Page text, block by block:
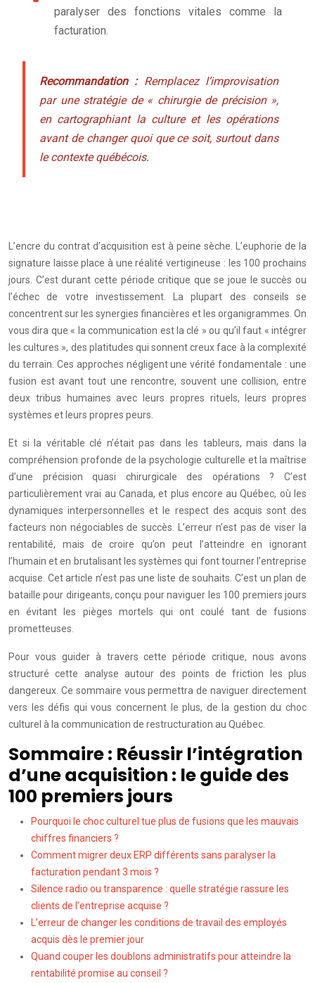
paralyser des fonctions vitales comme la
facturation.
Recommandation :Remplacez l’improvisation
par une stratégie de « chirurgie de précision »,
en cartographiant la culture et les opérations
avant de changer quoi que ce soit, surtout dans
le contexte québécois.
L’encre du contrat d’acquisition est à peine sèche. L’euphorie de la
signature laisse place à une réalité vertigineuse : les 100 prochains
jours. C’est durant cette période critique que se joue le succès ou
l’échec de votre investissement. La plupart des conseils se
concentrent sur les synergies financières et les organigrammes. On
vous dira que « la communication est la clé » ou qu’il faut « intégrer
les cultures », des platitudes qui sonnent creux face à la complexité
du terrain. Ces approches négligent une vérité fondamentale : une
fusion est avant tout une rencontre, souvent une collision, entre
deux tribus humaines avec leurs propres rituels, leurs propres
systèmes et leurs propres peurs.
Et si la véritable clé n’était pas dans les tableurs, mais dans la
compréhension profonde de la psychologie culturelle et la maîtrise
d’une précision quasi chirurgicale des opérations ? C’est
particulièrement vrai au Canada, et plus encore au Québec, où les
dynamiques interpersonnelles et le respect des acquis sont des
facteurs non négociables de succès. L’erreur n’est pas de viser la
rentabilité, mais de croire qu’on peut l’atteindre en ignorant
l’humain et en brutalisant les systèmes qui font tourner l’entreprise
acquise. Cet article n’est pas une liste de souhaits. C’est un plan de
bataille pour dirigeants, conçu pour naviguer les 100 premiers jours
en évitant les pièges mortels qui ont coulé tant de fusions
prometteuses.
Pour vous guider à travers cette période critique, nous avons
structuré cette analyse autour des points de friction les plus
dangereux. Ce sommaire vous permettra de naviguer directement
vers les défis qui vous concernent le plus, de la gestion du choc
culturel à la communication de restructuration au Québec.
Sommaire : Réussir l’intégration
d’une acquisition : le guide des
100 premiers jours
Pourquoi le choc culturel tue plus de fusions que les mauvais
chiffres financiers ?
Comment migrer deux ERP différents sans paralyser la
facturation pendant 3 mois ?
Silence radio ou transparence : quelle stratégie rassure les
clients de l’entreprise acquise ?
L’erreur de changer les conditions de travail des employés
acquis dès le premier jour
Quand couper les doublons administratifs pour atteindre la
rentabilité promise au conseil ?